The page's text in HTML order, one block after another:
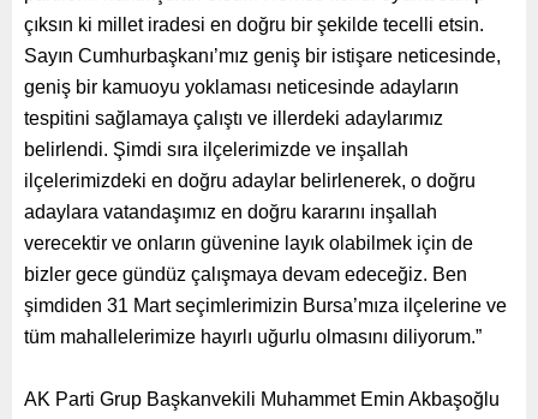
çıksın ki millet iradesi en doğru bir şekilde tecelli etsin.
Sayın Cumhurbaşkanı’mız geniş bir istişare neticesinde,
geniş bir kamuoyu yoklaması neticesinde adayların
tespitini sağlamaya çalıştı ve illerdeki adaylarımız
belirlendi. Şimdi sıra ilçelerimizde ve inşallah
ilçelerimizdeki en doğru adaylar belirlenerek, o doğru
adaylara vatandaşımız en doğru kararını inşallah
verecektir ve onların güvenine layık olabilmek için de
bizler gece gündüz çalışmaya devam edeceğiz. Ben
şimdiden 31 Mart seçimlerimizin Bursa’mıza ilçelerine ve
tüm mahallelerimize hayırlı uğurlu olmasını diliyorum.”
AK Parti Grup Başkanvekili Muhammet Emin Akbaşoğlu